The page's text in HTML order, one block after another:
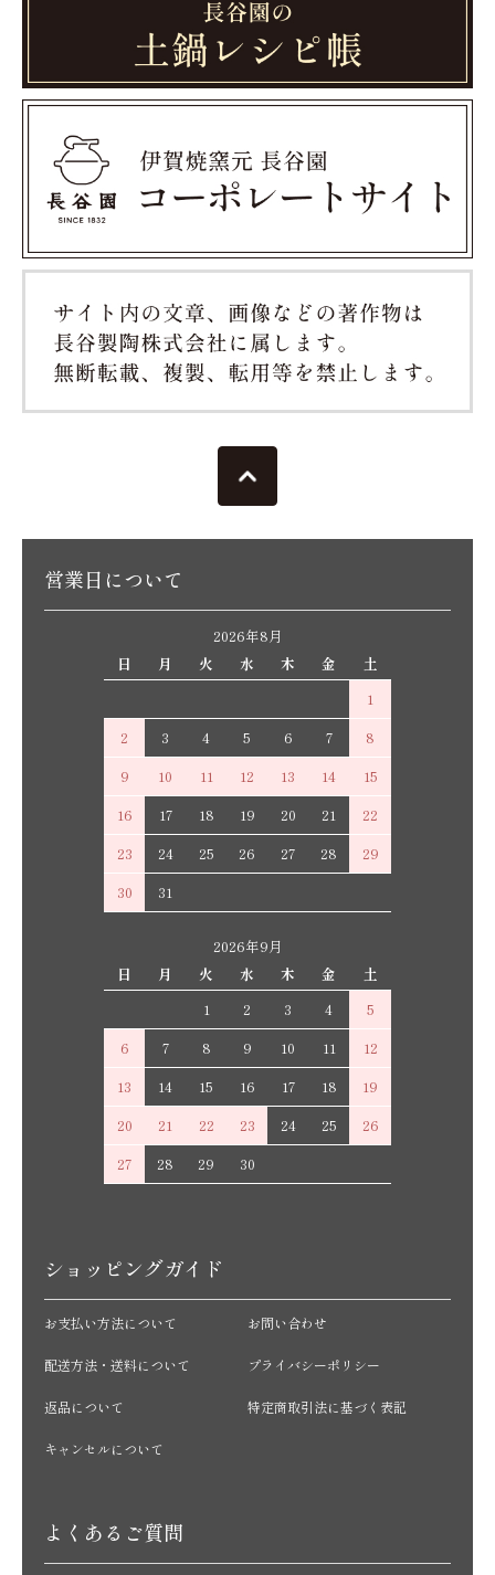
営業日について
2026年8月
日
月 火 水 木 金
土
1
2
3 4 5 6 7
8
9
10 11 12 13 14
15
16
17 18 19 20 21
22
23
24 25 26 27 28
29
30
31
2026年9月
日
月 火 水 木 金
土
1
2 3 4
5
6
7 8 9 10 11
12
13
14 15 16 17 18
19
20
21 22 23 24 25
26
27
28 29 30
ショッピングガイド
お支払い方法について
配送方法・送料について
返品について
キャンセルについて
お問い合わせ
プライバシーポリシー
特定商取引法に基づく表記
よくあるご質問